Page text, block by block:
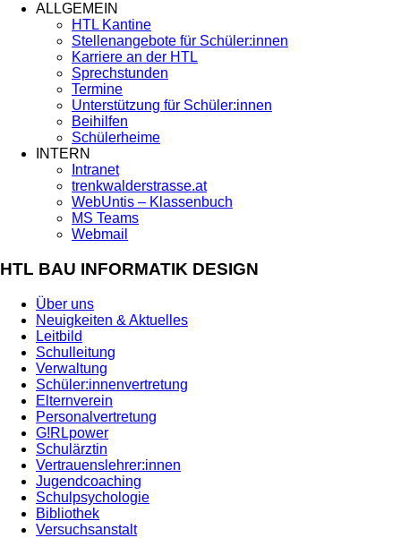
ALLGEMEIN
HTL Kantine
Stellenangebote für Schüler:innen
Karriere an der HTL
Sprechstunden
Termine
Unterstützung für Schüler:innen
Beihilfen
Schülerheime
INTERN
Intranet
trenkwalderstrasse.at
WebUntis – Klassenbuch
MS Teams
Webmail
HTL BAU INFORMATIK DESIGN
Über uns
Neuigkeiten & Aktuelles
Leitbild
Schulleitung
Verwaltung
Schüler:innenvertretung
Elternverein
Personalvertretung
G!RLpower
Schulärztin
Vertrauenslehrer:innen
Jugendcoaching
Schulpsychologie
Bibliothek
Versuchsanstalt